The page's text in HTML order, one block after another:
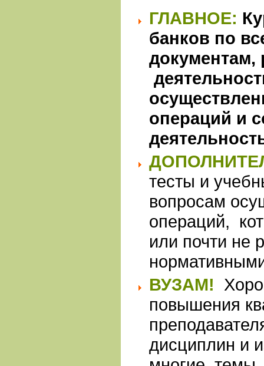
ГЛАВНОЕ:
банков по
операций и
тесты и
вопросам
операций,
или почти не
ВУЗАМ!
повышения
дисциплин и